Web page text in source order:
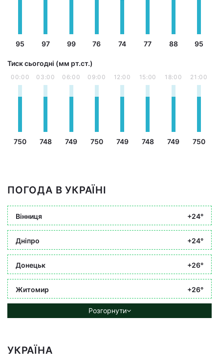
95 97 99 76 74 77 88 95
Тиск сьогодні (мм рт.ст.)
00:00
750
03:00
748
06:00
749
09:00
750
12:00
749
15:00
748
18:00
749
21:00
750
ПОГОДА В УКРАЇНІ
Вінниця +24°
Дніпро +24°
Донецьк +26°
Житомир +26°
Розгорнути
УКРАЇНА